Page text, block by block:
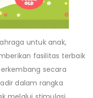
untuk anak,
fasilitas terbaik
secara
dalam rangka